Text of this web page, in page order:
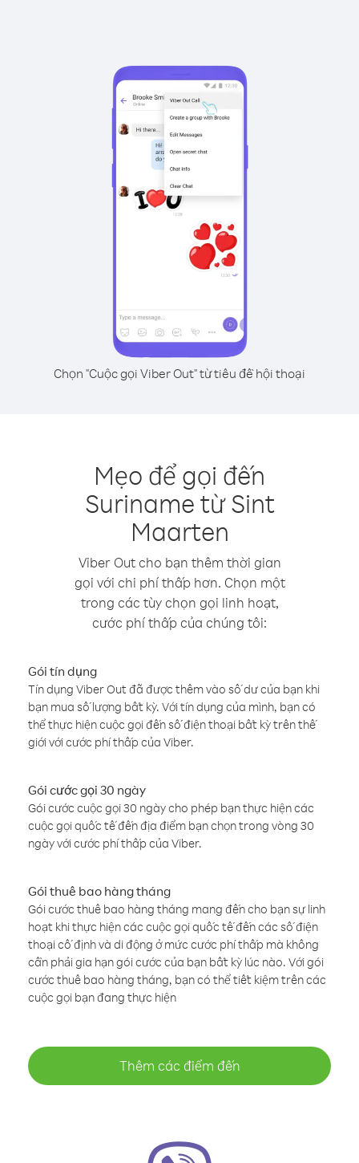
Chọn "Cuộc gọi Viber Out" từ tiêu đề hội thoại
Mẹo để gọi đến
Suriname từ Sint
Maarten
Viber Out cho bạn thêm thời gian
gọi với chi phí thấp hơn. Chọn một
trong các tùy chọn gọi linh hoạt,
cước phí thấp của chúng tôi:
Gói tín dụng
Tín dụng Viber Out đã được thêm vào số dư của bạn khi
bạn mua số lượng bất kỳ. Với tín dụng của mình, bạn có
thể thực hiện cuộc gọi đến số điện thoại bất kỳ trên thế
giới với cước phí thấp của Viber.
Gói cước gọi 30 ngày
Gói cước cuộc gọi 30 ngày cho phép bạn thực hiện các
cuộc gọi quốc tế đến địa điểm bạn chọn trong vòng 30
ngày với cước phí thấp của Viber.
Gói thuê bao hàng tháng
Gói cước thuê bao hàng tháng mang đến cho bạn sự linh
hoạt khi thực hiện các cuộc gọi quốc tế đến các số điện
thoại cố định và di động ở mức cước phí thấp mà không
cần phải gia hạn gói cước của bạn bất kỳ lúc nào. Với gói
cước thuê bao hàng tháng, bạn có thể tiết kiệm trên các
cuộc gọi bạn đang thực hiện
Thêm các điểm đến